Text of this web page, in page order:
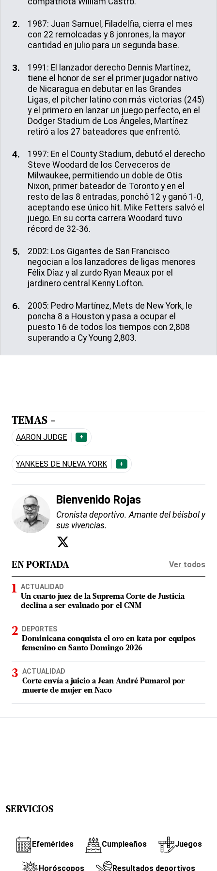
1987: Juan Samuel, Filadelfia, cierra el mes
con 22 remolcadas y 8 jonrones, la mayor
cantidad en julio para un segunda base.
1991: El lanzador derecho Dennis Martínez,
tiene el honor de ser el primer jugador nativo
de Nicaragua en debutar en las Grandes
Ligas, el pitcher latino con más victorias (245)
y el primero en lanzar un juego perfecto, en el
Dodger Stadium de Los Ángeles, Martínez
retiró a los 27 bateadores que enfrentó.
1997: En el County Stadium, debutó el derecho
Steve Woodard de los Cerveceros de
Milwaukee, permitiendo un doble de Otis
Nixon, primer bateador de Toronto y en el
resto de las 8 entradas, ponchó 12 y ganó 1-0,
aceptando ese único hit. Mike Fetters salvó el
juego. En su corta carrera Woodard tuvo
récord de 32-36.
2002: Los Gigantes de San Francisco
negocian a los lanzadores de ligas menores
Félix Díaz y al zurdo Ryan Meaux por el
jardinero central Kenny Lofton.
2005: Pedro Martínez, Mets de New York, le
poncha 8 a Houston y pasa a ocupar el
puesto 16 de todos los tiempos con 2,808
superando a Cy Young 2,803.
TEMAS -
AARON JUDGE +
YANKEES DE NUEVA YORK +
Bienvenido Rojas
Cronista deportivo. Amante del béisbol y
sus vivencias.
EN PORTADA Ver todos
ACTUALIDAD
Un cuarto juez de la Suprema Corte de Justicia
declina a ser evaluado por el CNM
DEPORTES
Dominicana conquista el oro en kata por equipos
femenino en Santo Domingo 2026
ACTUALIDAD
Corte envía a juicio a Jean André Pumarol por
muerte de mujer en Naco
SERVICIOS
Efemérides Cumpleaños Juegos
Horóscopos Resultados deportivos